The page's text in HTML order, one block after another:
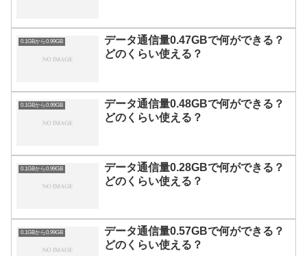
0.1GBから0.99GB
データ通信量0.47GBで何ができる？
どのくらい使える？
0.1GBから0.99GB
データ通信量0.48GBで何ができる？
どのくらい使える？
0.1GBから0.99GB
データ通信量0.28GBで何ができる？
どのくらい使える？
0.1GBから0.99GB
データ通信量0.57GBで何ができる？
どのくらい使える？